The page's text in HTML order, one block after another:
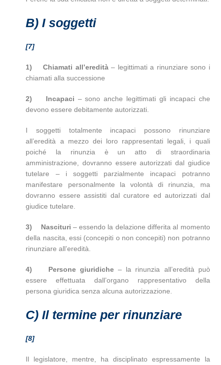
B) I soggetti
[7]
1)Chiamati all’eredità– legittimati a rinunziare sono i
chiamati alla successione
2) Incapaci – sono anche legittimati gli incapaci che
devono essere debitamente autorizzati.
I soggetti totalmente incapaci possono rinunziare
all’eredità a mezzo dei loro rappresentati legali, i quali
poiché la rinunzia è un atto di straordinaria
amministrazione, dovranno essere autorizzati dal giudice
tutelare – i soggetti parzialmente incapaci potranno
manifestare personalmente la volontà di rinunzia, ma
dovranno essere assistiti dal curatore ed autorizzati dal
giudice tutelare.
3) Nascituri – essendo la delazione differita al momento
della nascita, essi (concepiti o non concepiti) non potranno
rinunziare all’eredità.
4) Persone giuridiche– la rinunzia all’eredità può
essere effettuata dall’organo rappresentativo della
persona giuridica senza alcuna autorizzazione.
C) Il termine per rinunziare
[8]
Il legislatore, mentre, ha disciplinato espressamente la